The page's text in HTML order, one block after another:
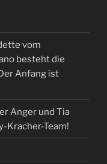
vom
besteht die
Anfang ist
Anger und Tia
Kracher-Team!